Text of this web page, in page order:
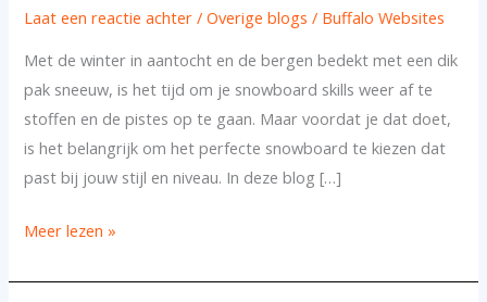
Laat een reactie achter /Overige blogs / Buffalo Websites
Met de winter in aantocht en de bergen bedekt met een dik
pak sneeuw, is het tijd om je snowboard skills weer af te
stoffen en de pistes op te gaan. Maar voordat je dat doet,
is het belangrijk om het perfecte snowboard te kiezen dat
past bij jouw stijl en niveau. In deze blog […]
het
beste
snowboard
voor
jouw
winteravontuur
Meer lezen »